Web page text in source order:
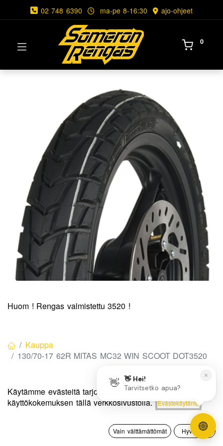
Hinta:
Lisää ostoskoriin
0
Toivelista Tili
02 748 6390 ma-pe 8-16:30 ajo-ohjeet
0
Huom ! Rengas valmistettu 3520 !
Kauppa
130/70-17 62R MITAS MC32 WIN SCOOT DOT3520
130/70-17 62R MITAS MC32 WIN
SCOOT DOT3520
Käytämme evästeitä tarjotaksemme sinulle paremman
käyttökokemuksen tällä verkkosivustolla.
Evästekäytäntö
Vain välttämättömät Hyväksyn